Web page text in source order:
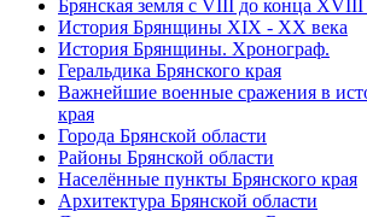
Брянская земля с VIII до конца XVIII
История Брянщины XIX - XX века
История Брянщины. Хронограф.
Геральдика Брянского края
Важнейшие военные сражения в
края
Города Брянской области
Районы Брянской области
Населённые пункты Брянского края
Архитектура Брянской области